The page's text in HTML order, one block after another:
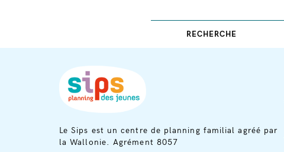
Le Sips est un centre de planning familial agréé par
la Wallonie. Agrément 8057